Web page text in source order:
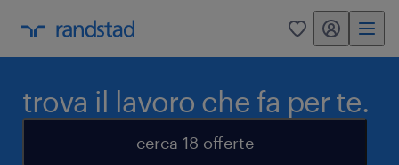
0 my randstad
trova il lavoro che fa per te.
cerca 18 offerte